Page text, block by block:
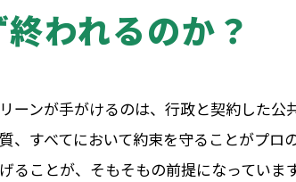
われるのか？
ーンが手がけるのは、行政と契約した公
、すべてにおいて約束を守ることがプロ
ることが、そもそもの前提になっています